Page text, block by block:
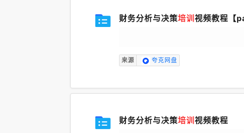
财务分析与决策培训 视频教程【
来源 夸克网盘
财务分析与决策培训 视频教程